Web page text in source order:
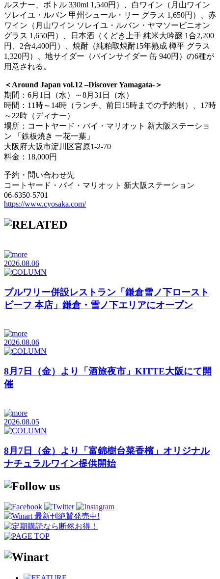
ルスナー、ボトル 330ml 1,540円）、白ワイン（月山ワイン
ソレイユ・ルバン 甲州シュール・リー グラス 1,650円）、赤
ワイン（月山ワイン ソレイユ・ルバン・ヤマソービニオン
グラス 1,650円）、日本酒（くどき上手 純米大吟醸 1合2,200
円、2合4,400円）、焼酎（純粕取焼酎15年熟成 樽平 グラス
1,320円）、地サイダー（パインサイダー 缶 940円）の6種が
用意される。
＜Around Japan vol.12 –Discover Yamagata-＞
期間：6月1日（水）～8月31日（水）
時間：11時～14時（ランチ、前日15時までの予約制）、17時
～22時（ディナー）
場所：コートヤード・バイ・マリオット 新大阪ステーショ
ン 「鉄板焼き 一花一葉」
大阪府大阪市淀川区宮原1-2-70
料金：18,000円
予約・問い合わせ先
コートヤード・バイ・マリオット 新大阪ステーション
06-6350-5701
https://www.cyosaka.com/
2026.08.06
ブルワリー併設レストラン「鎌倉雪ノ下ロースト
ビーフ 本店」鎌倉・雪ノ下エリアにオープン
2026.08.06
8月7日（金）より「酒旅夜市」KITTE大阪にて開
催
2026.08.05
8月7日（金）より「富錦樹台菜香檳」オリジナル
ナチュラルワイン提供開始